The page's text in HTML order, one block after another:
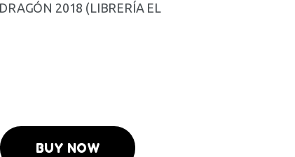
2018 (LIBRERÍA EL
BUY NOW